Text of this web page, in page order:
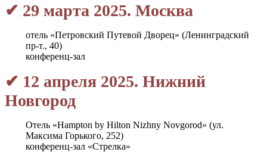
✔ 29 марта 2025. Москва
отель «Петровский Путевой Дворец» (Ленинградский
пр-т., 40)
конференц-зал
✔ 12 апреля 2025. Нижний
Новгород
Отель «Hampton by Hilton Nizhny Novgorod» (ул.
Максима Горького, 252)
конференц-зал «Стрелка»